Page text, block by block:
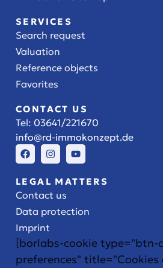
SERVICES
Search request
Valuation
Reference objects
Favorites
CONTACT US
Tel: 03641/221670
info@rd-immokonzept.de
LEGAL MATTERS
Contact us
Data protection
Imprint
[borlabs-cookie type="btn-
preferences" title="Cookies